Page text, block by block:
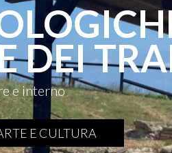
DEI
e interno
E CULTURA